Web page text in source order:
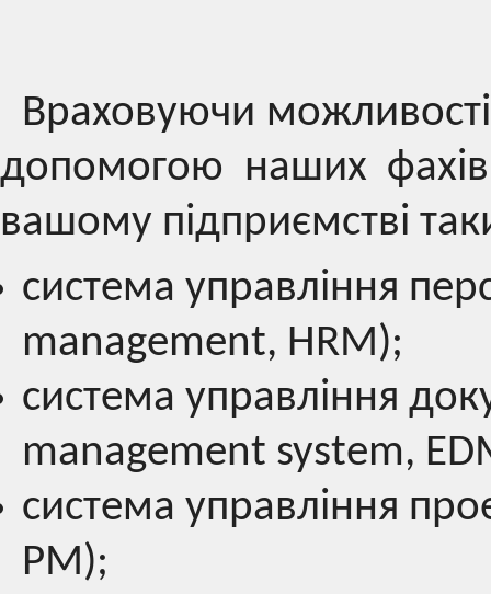
Враховуючи
допомогою наших
вашому підприємстві
система управління
management, HRM);
система управління
management system,
система управління
PM);